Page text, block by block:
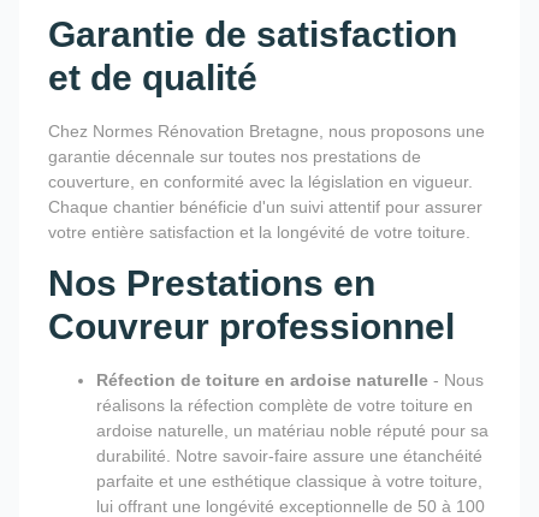
Garantie de satisfaction
et de qualité
Chez Normes Rénovation Bretagne, nous proposons une
garantie décennale sur toutes nos prestations de
couverture, en conformité avec la législation en vigueur.
Chaque chantier bénéficie d'un suivi attentif pour assurer
votre entière satisfaction et la longévité de votre toiture.
Nos Prestations en
Couvreur professionnel
Réfection de toiture en ardoise naturelle - Nous
réalisons la réfection complète de votre toiture en
ardoise naturelle, un matériau noble réputé pour sa
durabilité. Notre savoir-faire assure une étanchéité
parfaite et une esthétique classique à votre toiture,
lui offrant une longévité exceptionnelle de 50 à 100